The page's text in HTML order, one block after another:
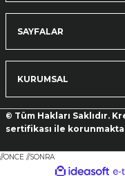
SAYFALAR
KURUMSAL
© Tüm Hakları Saklıdır.
sertifikası ile
//ONCE //SONRA